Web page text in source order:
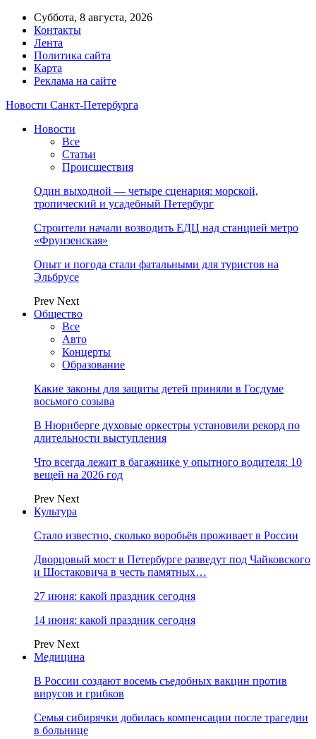
Суббота, 8 августа, 2026
Контакты
Лента
Политика сайта
Карта
Реклама на сайте
Новости Санкт-Петербурга
Новости
Все
Статьи
Происшествия
Один выходной — четыре сценария: морской,
тропический и усадебный Петербург
Строители начали возводить ЕДЦ над станцией метро
«Фрунзенская»
Опыт и погода стали фатальными для туристов на
Эльбрусе
Prev Next
Общество
Все
Авто
Концерты
Образование
Какие законы для защиты детей приняли в Госдуме
восьмого созыва
В Нюрнберге духовые оркестры установили рекорд по
длительности выступления
Что всегда лежит в багажнике у опытного водителя: 10
вещей на 2026 год
Prev Next
Культура
Стало известно, сколько воробьёв проживает в России
Дворцовый мост в Петербурге разведут под Чайковского
и Шостаковича в честь памятных…
27 июня: какой праздник сегодня
14 июня: какой праздник сегодня
Prev Next
Медицина
В России создают восемь съедобных вакцин против
вирусов и грибков
Семья сибирячки добилась компенсации после трагедии
в больнице